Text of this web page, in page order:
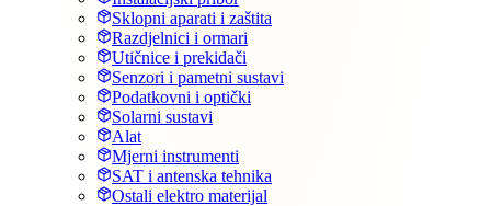
Sklopni aparati i zaštita
Razdjelnici i ormari
Utičnice i prekidači
Senzori i pametni sustavi
Podatkovni i optički
Solarni sustavi
Alat
Mjerni instrumenti
SAT i antenska tehnika
Ostali elektro materijal